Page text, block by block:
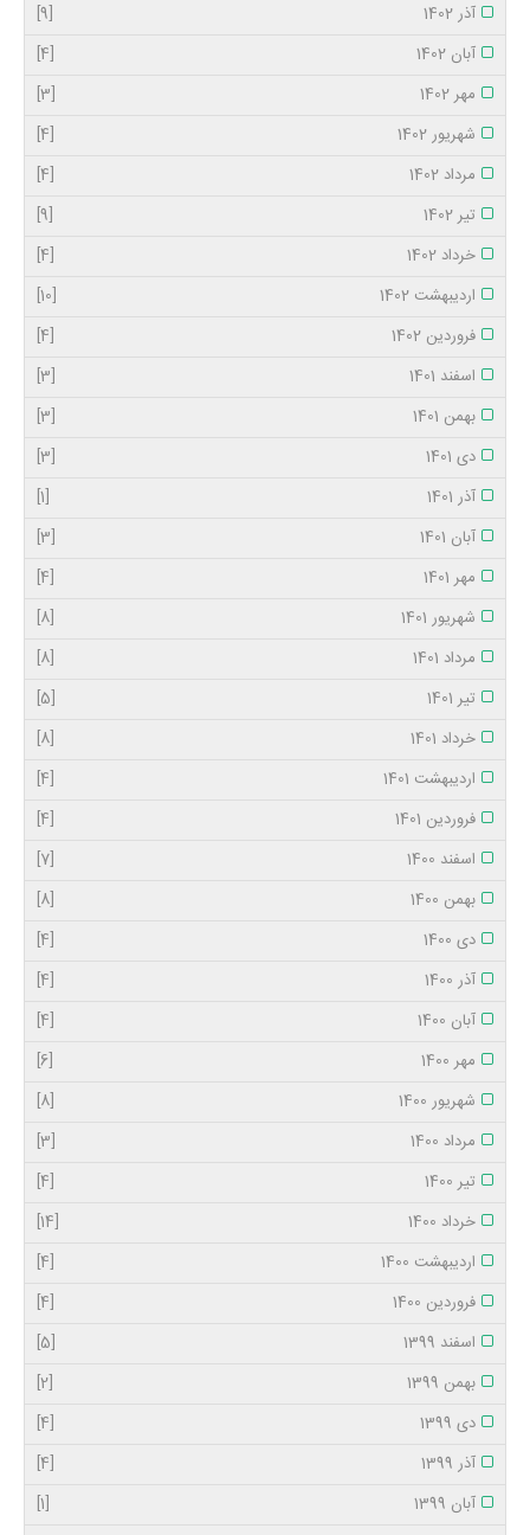
آذر 1402
[9]
آبان 1402
[4]
مهر 1402
[3]
شهریور 1402
[4]
مرداد 1402
[4]
تیر 1402
[9]
خرداد 1402
[4]
اردیبهشت 1402
[10]
فروردین 1402
[4]
اسفند 1401
[3]
بهمن 1401
[3]
دی 1401
[3]
آذر 1401
[1]
آبان 1401
[3]
مهر 1401
[4]
شهریور 1401
[8]
مرداد 1401
[8]
تیر 1401
[5]
خرداد 1401
[8]
اردیبهشت 1401
[4]
فروردین 1401
[4]
اسفند 1400
[7]
بهمن 1400
[8]
دی 1400
[4]
آذر 1400
[4]
آبان 1400
[4]
مهر 1400
[6]
شهریور 1400
[8]
مرداد 1400
[3]
تیر 1400
[4]
خرداد 1400
[14]
اردیبهشت 1400
[4]
فروردین 1400
[4]
اسفند 1399
[5]
بهمن 1399
[2]
دی 1399
[4]
آذر 1399
[4]
آبان 1399
[1]